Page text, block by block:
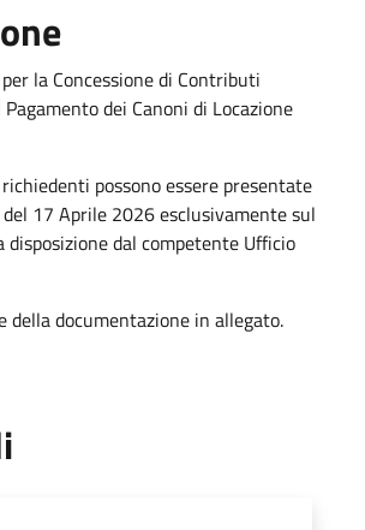
la Concessione di Contributi
dei Canoni di Locazione
possono essere presentate
17 Aprile 2026 esclusivamente sul
disposizione dal competente Ufficio
della documentazione in allegato.